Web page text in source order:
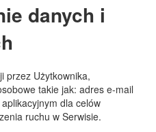
danych i
przez Użytkownika,
takie jak: adres e-mail
dla celów
ruchu w Serwisie.